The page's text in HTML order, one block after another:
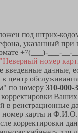
под штрих-
указанный при
+7(___)-___-__-
"Неверный номер
введенные данные,
в центр
по номеру 310-000-3
корректировки
в реистрационные
номер карты и Ф.И.О.
корректировки